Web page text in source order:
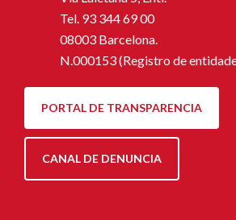
Tel. 93 344 69 00
08003 Barcelona.
N.000153 (Registro de
PORTAL DE TRANSPARENCIA
CANAL DE DENUNCIA